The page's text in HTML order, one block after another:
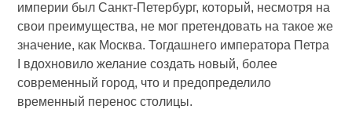
империи был Санкт-Петербург, который, несмотря на
свои преимущества, не мог претендовать на такое же
значение, как Москва. Тогдашнего императора Петра
I вдохновило желание создать новый, более
современный город, что и предопределило
временный перенос столицы.